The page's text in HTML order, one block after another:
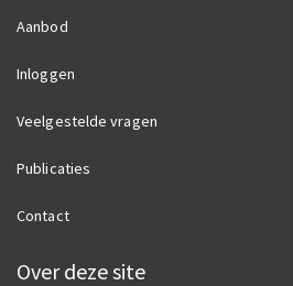
Aanbod
Inloggen
Veelgestelde vragen
Publicaties
Contact
Over deze site